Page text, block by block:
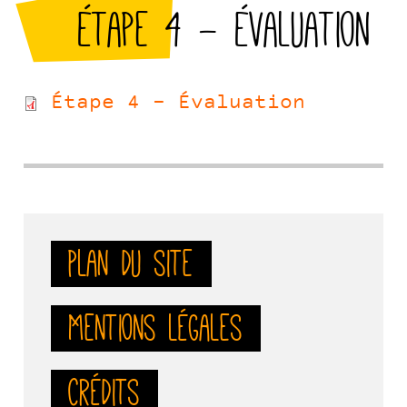
Étape 4 - Évaluation
Étape 4 - Évaluation
Plan du site
Mentions légales
Crédits